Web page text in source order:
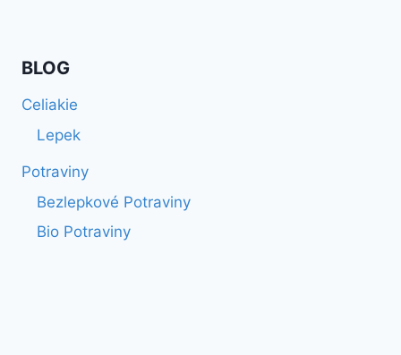
BLOG
Celiakie
Lepek
Potraviny
Bezlepkové Potraviny
Bio Potraviny